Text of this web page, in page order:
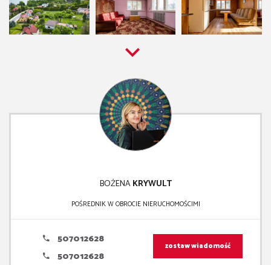
BOŻENAKRYWULT
POŚREDNIK W OBROCIE NIERUCHOMOŚCIMI
507012628
507012628
zostaw wiadomość